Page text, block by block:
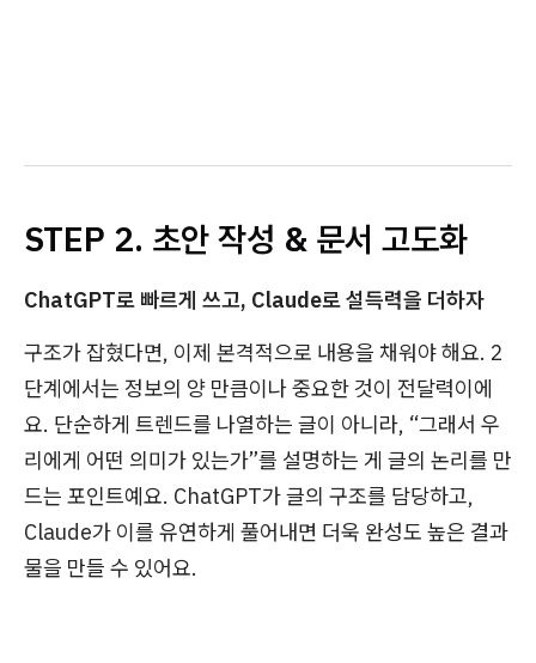
STEP 2. 초안 작성 & 문서 고도화
ChatGPT로 빠르게 쓰고, Claude로 설득력을 더하자
구조가 잡혔다면, 이제 본격적으로 내용을 채워야 해요. 2
단계에서는 정보의 양 만큼이나 중요한 것이 전달력이에
요. 단순하게 트렌드를 나열하는 글이 아니라, “그래서 우
리에게 어떤 의미가 있는가”를 설명하는 게 글의 논리를 만
드는 포인트예요. ChatGPT가 글의 구조를 담당하고,
Claude가 이를 유연하게 풀어내면 더욱 완성도 높은 결과
물을 만들 수 있어요.